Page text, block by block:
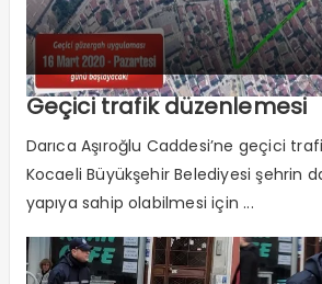
Geçici trafik düzenlemesi
Darıca Aşıroğlu Caddesi’ne geçici
Kocaeli Büyükşehir Belediyesi şehrin
yapıya sahip olabilmesi için ...